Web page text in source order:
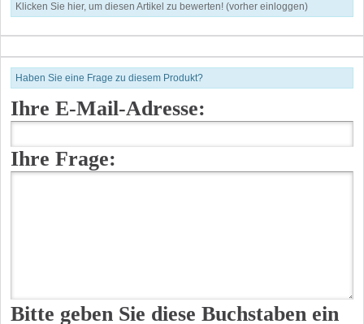
Klicken Sie hier, um diesen Artikel zu bewerten! (vorher einloggen)
Haben Sie eine Frage zu diesem Produkt?
Ihre E-Mail-Adresse:
Ihre Frage:
Bitte geben Sie diese Buchstaben ein